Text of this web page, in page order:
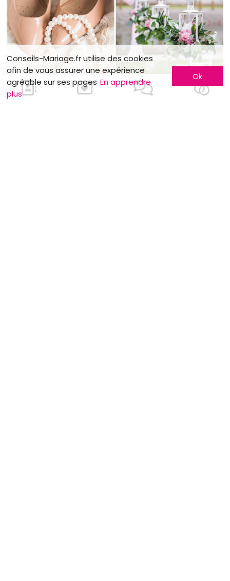
Conseils-Mariage.fr utilise des cookies
afin de vous assurer une expérience
agréable sur ses pages En apprendre
plus
Ok